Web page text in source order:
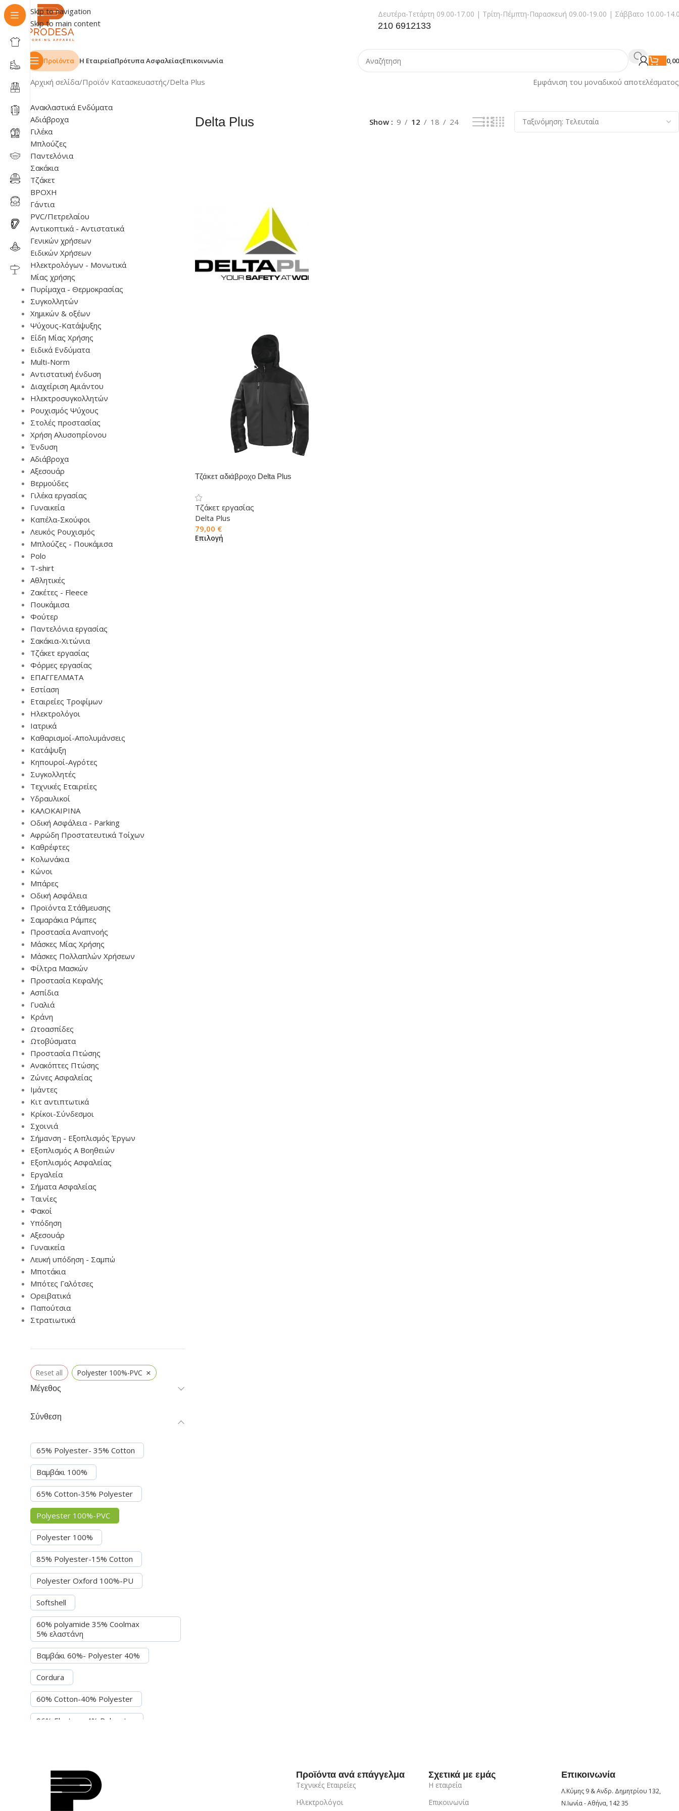
Skip to navigation
Skip to main content
Δευτέρα-Τετάρτη 09.00-17.00 | Τρίτη-Πέμπτη-Παρασκευή 09.00-19.00 | Σάββατο 10.00-
210 6912133
Προϊόντα Η ΕταιρείαΠρότυπα ΑσφαλείαςΕπικοινωνία
Αρχική σελίδα Προϊόν Κατασκευαστής Delta Plus Εμφάνιση του μοναδικού αποτελέσματος
Ανακλαστικά Ενδύματα
Αδιάβροχα
Γιλέκα
Μπλούζες
Παντελόνια
Σακάκια
Τζάκετ
ΒΡΟΧΗ
Γάντια
PVC/Πετρελαίου
Αντικοπτικά - Αντιστατικά
Γενικών χρήσεων
Ειδικών Χρήσεων
Ηλεκτρολόγων - Μονωτικά
Μίας χρήσης
Πυρίμαχα - Θερμοκρασίας
Συγκολλητών
Χημικών & οξέων
Ψύχους-Κατάψυξης
Είδη Μίας Χρήσης
Ειδικά Ενδύματα
Multi-Norm
Αντιστατική ένδυση
Διαχείριση Αμιάντου
Ηλεκτροσυγκολλητών
Ρουχισμός Ψύχους
Στολές προστασίας
Χρήση Αλυσοπρίονου
Ένδυση
Αδιάβροχα
Αξεσουάρ
Βερμούδες
Γιλέκα εργασίας
Γυναικεία
Καπέλα-Σκούφοι
Λευκός Ρουχισμός
Μπλούζες - Πουκάμισα
Polo
T-shirt
Αθλητικές
Ζακέτες - Fleece
Πουκάμισα
Φούτερ
Παντελόνια εργασίας
Σακάκια-Χιτώνια
Τζάκετ εργασίας
Φόρμες εργασίας
ΕΠΑΓΓΕΛΜΑΤΑ
Εστίαση
Εταιρείες Τροφίμων
Ηλεκτρολόγοι
Ιατρικά
Καθαρισμοί-Απολυμάνσεις
Κατάψυξη
Κηπουροί-Αγρότες
Συγκολλητές
Τεχνικές Εταιρείες
Υδραυλικοί
ΚΑΛΟΚΑΙΡΙΝΑ
Οδική Ασφάλεια - Parking
Αφρώδη Προστατευτικά Τοίχων
Καθρέφτες
Κολωνάκια
Κώνοι
Μπάρες
Οδική Ασφάλεια
Προϊόντα Στάθμευσης
Σαμαράκια Ράμπες
Προστασία Αναπνοής
Μάσκες Μίας Χρήσης
Μάσκες Πολλαπλών Χρήσεων
Φίλτρα Μασκών
Προστασία Κεφαλής
Ασπίδια
Γυαλιά
Κράνη
Ωτοασπίδες
Ωτοβύσματα
Προστασία Πτώσης
Ανακόπτες Πτώσης
Ζώνες Ασφαλείας
Ιμάντες
Κιτ αντιπτωτικά
Κρίκοι-Σύνδεσμοι
Σχοινιά
Σήμανση - Εξοπλισμός Έργων
Εξοπλισμός Α Βοηθειών
Εξοπλισμός Ασφαλείας
Εργαλεία
Σήματα Ασφαλείας
Ταινίες
Φακοί
Υπόδηση
Αξεσουάρ
Γυναικεία
Λευκή υπόδηση - Σαμπώ
Μποτάκια
Μπότες Γαλότσες
Ορειβατικά
Παπούτσια
Στρατιωτικά
Reset all Polyester 100%-PVC ×
Μέγεθος
Σύνθεση
65% Polyester- 35% Cotton
Βαμβάκι 100%
65% Cotton-35% Polyester
Polyester 100%-PVC
Polyester 100%
85% Polyester-15% Cotton
Polyester Oxford 100%-PU
Softshell
60% polyamide 35% Coolmax
5% ελαστάνη
Βαμβάκι 60%- Polyester 40%
Cordura
60% Cotton-40% Polyester
96% Elastane-4% Polyester
Πολύουρεθάνη (PU)
Delta Plus Show 9 12 18 24
Τζάκετ αδιάβροχο Delta Plus
Τζάκετ εργασίας
Delta Plus
79,00 €
Επιλογή
Προϊόντα ανά επάγγελμα
Τεχνικές Εταιρείες
Ηλεκτρολόγοι
Σχετικά με εμάς
Η εταιρεία
Επικοινωνία
Επικοινωνία
Λ.Κύμης 9 & Ανδρ. Δημητρίου 132,
Ν.Ιωνία - Αθήνα, 142 35